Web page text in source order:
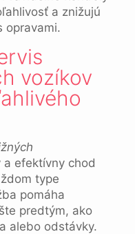
a znižujú
opravami.
vozíkov
a efektívny chod
type
pomáha
predtým, ako
alebo odstávky.